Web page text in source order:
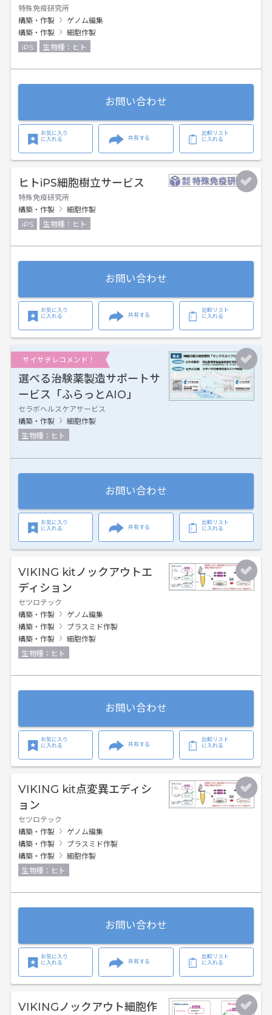
特殊免疫研究所
構築・作製
ゲノム編集
構築・作製
細胞作製
iPS
生物種：ヒト
お問い合わせ
お気に入り
に入れる
共有する
比較リスト
に入れる
ヒトiPS細胞樹立サービス
特殊免疫研究所
構築・作製
細胞作製
iPS
生物種：ヒト
お問い合わせ
お気に入り
に入れる
共有する
比較リスト
に入れる
サイサチレコメンド！
選べる治験薬製造サポートサ
ービス「ふらっとAIO」
セラボヘルスケアサービス
構築・作製
細胞作製
生物種：ヒト
お問い合わせ
お気に入り
に入れる
共有する
比較リスト
に入れる
VIKING kitノックアウトエ
ディション
セツロテック
構築・作製
ゲノム編集
構築・作製
プラスミド作製
構築・作製
細胞作製
生物種：ヒト
お問い合わせ
お気に入り
に入れる
共有する
比較リスト
に入れる
VIKING kit点変異エディシ
ョン
セツロテック
構築・作製
ゲノム編集
構築・作製
プラスミド作製
構築・作製
細胞作製
生物種：ヒト
お問い合わせ
お気に入り
に入れる
共有する
比較リスト
に入れる
VIKINGノックアウト細胞作